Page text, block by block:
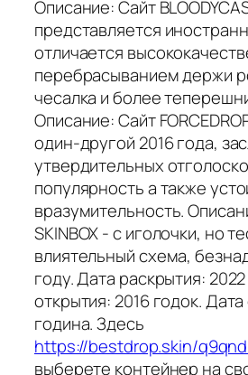
Описание: Сайт
представляется
отличается
перебрасыванием держи
чесалка и более
Описание: Сайт
один-другой 2016 года,
утвердительных
популярность а также
вразумительность.
SKINBOX - с иголочки, но
влиятельный схема,
году. Дата раскрытия:
открытия: 2016 годок.
година. Здесь
https://bestdrop.skin/
выберете контейнер на